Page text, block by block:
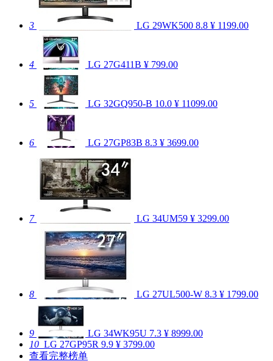
3 LG 29WK500 8.8 ¥ 1199.00
4 LG 27G411B ¥ 799.00
5 LG 32GQ950-B 10.0 ¥ 11099.00
6 LG 27GP83B 8.3 ¥ 3699.00
7 LG 34UM59 ¥ 3299.00
8 LG 27UL500-W 8.3 ¥ 1799.00
9 LG 34WK95U 7.3 ¥ 8999.00
10 LG 27GP95R 9.9 ¥ 3799.00
查看完整榜单